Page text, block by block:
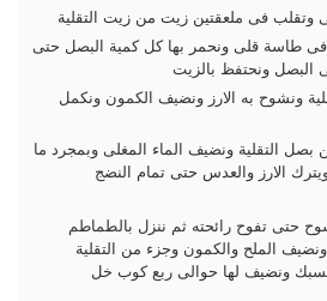
وتقلب فى ملعقتين زيت من زيت التقلية
طاسة قلى ونحمر بها كل كمية البصل حتى
البصل ونحتفظ بالزيت
ونشوح به الارز ونضيف الكمون ونكمل
التقلية ونضيف الماء المغلى وبمجرد ما
ويترك الارز والعدس حتى تمام النضج
حتى تفوح رائحته ثم ننزل بالطماطم
الملح والكمون وجزء من التقلية
ونضيف لها حوالى ربع كوب خل